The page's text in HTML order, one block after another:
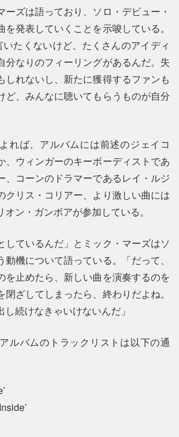
ーズは語っており、ソロ・デビュー・
発表していくことを示唆している。
いたくないけど、たくさんのアイディ
分なりのフィーリングがあるんだ。失
しれないし、新たに獲得するファンも
ど、みんなに聴いてもらうものが自分
れば、アルバムには前述のジェイコ
、ウィンガーのキーボーディストであ
、コーンのドラマーであるレイ・ルジ
クリス・コリアー、より激しい曲には
ン・ガンボアが参加している。
しているんだ」とミック・マーズはソ
動機について語っている。「だって、
を止めたら、新しい曲を演奏するのを
閉ざしてしまったら、終わりだよね。
続けなきゃいけないんだ」
ルバムのトラックリストは以下の通